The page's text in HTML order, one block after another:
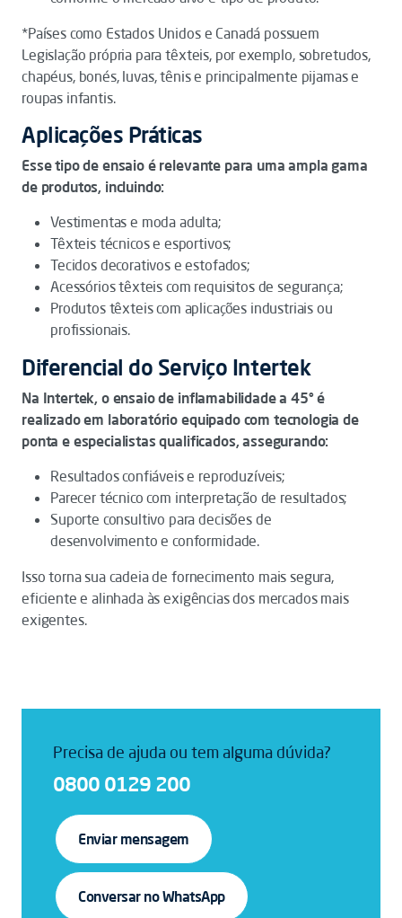
*Países como Estados Unidos e Canadá possuem
Legislação própria para têxteis, por exemplo, sobretudos,
chapéus, bonés, luvas, tênis e principalmente pijamas e
roupas infantis.
Aplicações Práticas
Esse tipo de ensaio é relevante para uma ampla gama
de produtos, incluindo:
Vestimentas e moda adulta;
Têxteis técnicos e esportivos;
Tecidos decorativos e estofados;
Acessórios têxteis com requisitos de segurança;
Produtos têxteis com aplicações industriais ou
profissionais.
Diferencial do Serviço Intertek
Na Intertek, o ensaio de inflamabilidade a 45° é
realizado em laboratório equipado com tecnologia de
ponta e especialistas qualificados, assegurando:
Resultados confiáveis e reproduzíveis;
Parecer técnico com interpretação de resultados;
Suporte consultivo para decisões de
desenvolvimento e conformidade.
Isso torna sua cadeia de fornecimento mais segura,
eficiente e alinhada às exigências dos mercados mais
exigentes.
Precisa de ajuda ou tem alguma dúvida?
0800 0129 200
Enviar mensagem
Conversar no WhatsApp